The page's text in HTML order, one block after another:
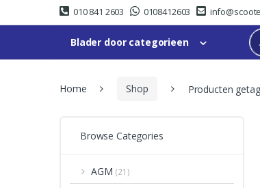
to
to
010 841 2603 0108412603
Blader door categorieen
Home Shop Producten
Browse Categories
AGM (21)